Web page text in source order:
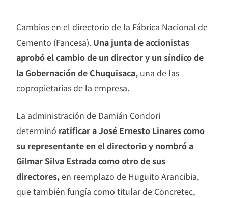
Cambios en el directorio de la Fábrica Nacional de
Cemento (Fancesa). Una junta de accionistas
aprobó el cambio de un director y un síndico de
la Gobernación de Chuquisaca, una de las
copropietarias de la empresa.
La administración de Damián Condori
determinó ratificar a José Ernesto Linares como
su representante en el directorio y nombró a
Gilmar Silva Estrada como otro de sus
directores,en reemplazo de Huguito Arancibia,
que también fungía como titular de Concretec,